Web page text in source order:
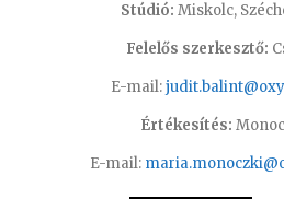
Stúdió: Miskolc,
Felelős szerkesztő:
E-mail:
Értékesítés:
E-mail: